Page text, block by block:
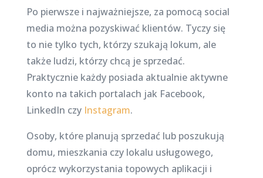
Po pierwsze i najważniejsze, za pomocą social
media można pozyskiwać klientów. Tyczy się
to nie tylko tych, którzy szukają lokum, ale
także ludzi, którzy chcą je sprzedać.
Praktycznie każdy posiada aktualnie aktywne
konto na takich portalach jak Facebook,
LinkedIn czy Instagram.
Osoby, które planują sprzedać lub poszukują
domu, mieszkania czy lokalu usługowego,
oprócz wykorzystania topowych aplikacji i